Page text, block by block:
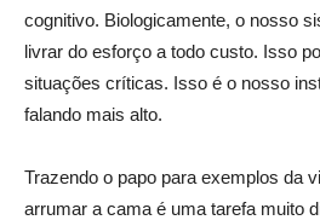
cognitivo. Biologicamente, o nosso
livrar do esforço a todo custo. Isso
situações críticas. Isso é o nosso
falando mais alto.
Trazendo o papo para exemplos da
arrumar a cama é uma tarefa muito